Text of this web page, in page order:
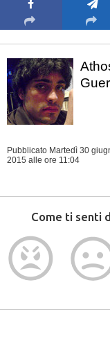
Pubblicato Martedì 30
2015 alle ore 11:04
Come ti senti